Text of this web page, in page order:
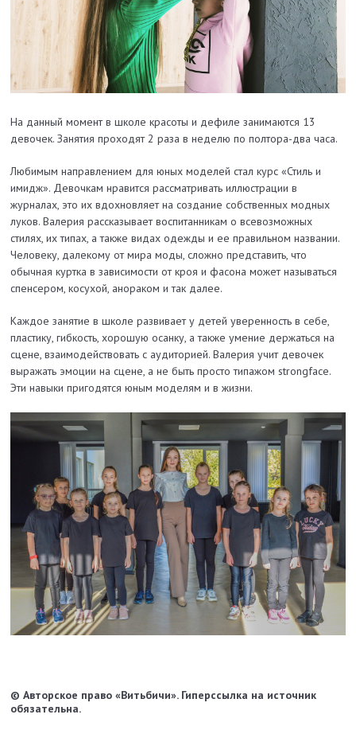
На данный момент в школе красоты и дефиле занимаются 13
девочек. Занятияпроходят 2 раза в неделюпо полтора-два часа.
Любимым направлением для юных моделей стал курс «Стиль и
имидж». Девочкам нравится рассматривать иллюстрации в
журналах, это их вдохновляет на создание собственных модных
луков. Валерия рассказывает воспитанникам о всевозможных
стилях, их типах, а также видах одежды и ее правильном названии.
Человеку, далекому от мира моды, сложно представить, что
обычная куртка в зависимости от кроя и фасона может называться
спенсером, косухой, анораком и так далее.
Каждое занятие в школе развивает у детей уверенность в себе,
пластику, гибкость, хорошую осанку, а также умение держаться на
сцене, взаимодействовать с аудиторией. Валерия учит девочек
выражать эмоции на сцене, а не быть просто типажом strongface.
Эти навыки пригодятся юным моделям и в жизни.
© Авторское право «Витьбичи». Гиперссылка на источник
обязательна.